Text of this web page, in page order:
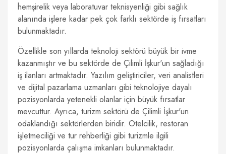
hemşirelik veya laboratuvar teknisyenliği gibi sağlık
alanında işlere kadar pek çok farklı sektörde iş fırsatları
bulunmaktadır.
Özellikle son yıllarda teknoloji sektörü büyük bir ivme
kazanmıştır ve bu sektörde de Çilimli İşkur'un sağladığı
iş ilanları artmaktadır. Yazılım geliştiriciler, veri analistleri
ve dijital pazarlama uzmanları gibi teknolojiye dayalı
pozisyonlarda yetenekli olanlar için büyük fırsatlar
mevcuttur. Ayrıca, turizm sektörü de Çilimli İşkur'un
odaklandığı sektörlerden biridir. Otelcilik, restoran
işletmeciliği ve tur rehberliği gibi turizmle ilgili
pozisyonlarda çalışma imkanları bulunmaktadır.